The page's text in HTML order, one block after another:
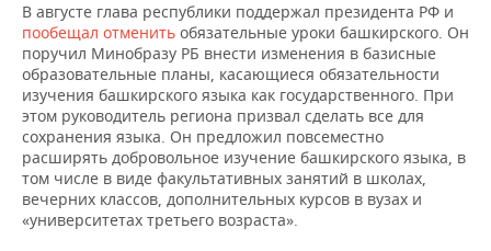
В августе глава республики поддержал президента РФ и
пообещал отменить обязательные уроки башкирского. Он
поручил Минобразу РБ внести изменения в базисные
образовательные планы, касающиеся обязательности
изучения башкирского языка как государственного. При
этом руководитель региона призвал сделать все для
сохранения языка. Он предложил повсеместно
расширять добровольное изучение башкирского языка, в
том числе в виде факультативных занятий в школах,
вечерних классов, дополнительных курсов в вузах и
«университетах третьего возраста».